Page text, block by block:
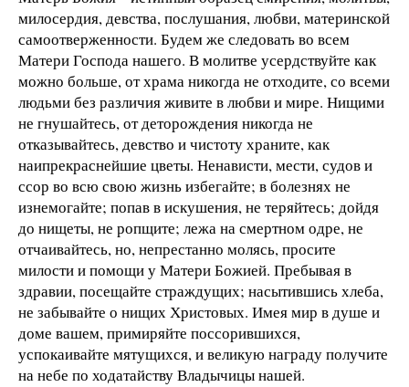
милосердия, девства, послушания, любви, материнской
самоотверженности. Будем же следовать во всем
Матери Господа нашего. В молитве усердствуйте как
можно больше, от храма никогда не отходите, со всеми
людьми без различия живите в любви и мире. Нищими
не гнушайтесь, от деторождения никогда не
отказывайтесь, девство и чистоту храните, как
наипрекраснейшие цветы. Ненависти, мести, судов и
ссор во всю свою жизнь избегайте; в болезнях не
изнемогайте; попав в искушения, не теряйтесь; дойдя
до нищеты, не ропщите; лежа на смертном одре, не
отчаивайтесь, но, непрестанно молясь, просите
милости и помощи у Матери Божией. Пребывая в
здравии, посещайте страждущих; насытившись хлеба,
не забывайте о нищих Христовых. Имея мир в душе и
доме вашем, примиряйте поссорившихся,
успокаивайте мятущихся, и великую награду получите
на небе по ходатайству Владычицы нашей.